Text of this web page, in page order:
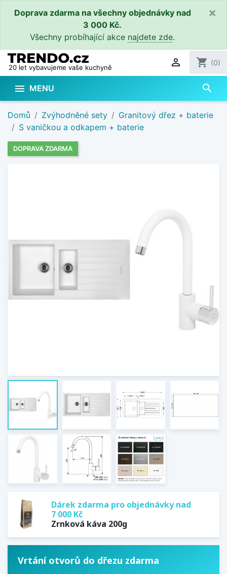
Doprava zdarma na všechny objednávky nad
3 000 Kč.
Všechny probíhající akce najdete zde.
×
20 let vybavujeme vaše kuchyně  shopping_cart (0)
 MENU search
Domů Zvýhodněné sety
Granitový dřez + baterie
S vaničkou a odkapem + baterie
DOPRAVA ZDARMA
Dárek zdarma pro objednávky nad
7 000 Kč
Zrnková káva 200g
Vrtání otvorů do dřezu zdarma